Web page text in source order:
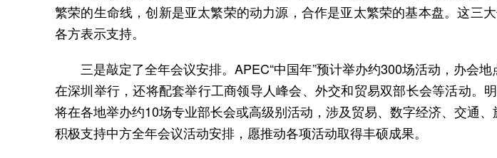
繁荣的生命线，创新是亚太繁荣的动力源，合作是亚太繁荣的基本盘。这三
各方表示支持。
三是敲定了全年会议安排。APEC“中国年”预计举办约300场活动，办会
在深圳举行，还将配套举行工商领导人峰会、外交和贸易双部长会等活动。
将在各地举办约10场专业部长会或高级别活动，涉及贸易、数字经济、交通
积极支持中方全年会议活动安排，愿推动各项活动取得丰硕成果。